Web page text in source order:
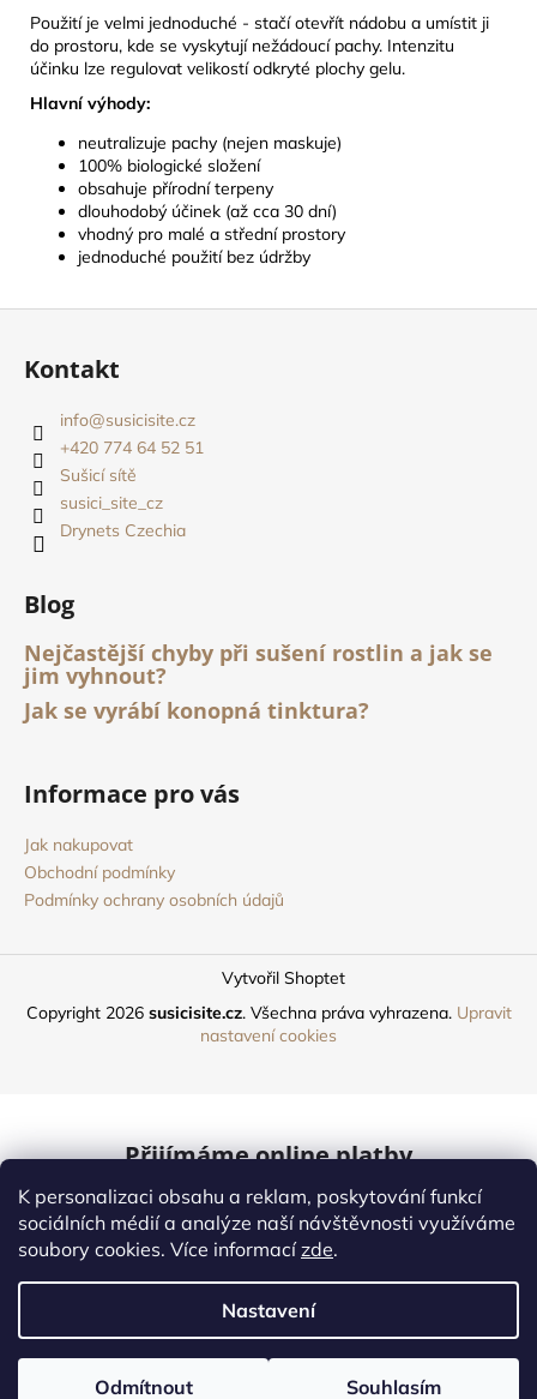
K personalizaci obsahu a reklam, poskytování funkcí
sociálních médií a analýze naší návštěvnosti využíváme
soubory cookies. Více informacízde.
Nastavení
Odmítnout Souhlasím
Použití je velmi jednoduché - stačí otevřít nádobu a umístit ji
do prostoru, kde se vyskytují nežádoucí pachy. Intenzitu
účinku lze regulovat velikostí odkryté plochy gelu.
Hlavní výhody:
neutralizuje pachy (nejen maskuje)
100% biologické složení
obsahuje přírodní terpeny
dlouhodobý účinek (až cca 30 dní)
vhodný pro malé a střední prostory
jednoduché použití bez údržby
Z
Kontakt
info@susicisite.cz
+420 774 64 52 51
Sušicí sítě
susici_site_cz
Drynets Czechia
Blog
Nejčastější chyby při sušení rostlin a jak se
jim vyhnout?
Jak se vyrábí konopná tinktura?
Informace pro vás
Jak nakupovat
Obchodní podmínky
Podmínky ochrany osobních údajů
Vytvořil Shoptet
Copyright 2026 susicisite.cz. Všechna práva vyhrazena. Upravit
nastavení cookies
Přijímáme online platby
Mastercard
Online platby
Naši dopravci